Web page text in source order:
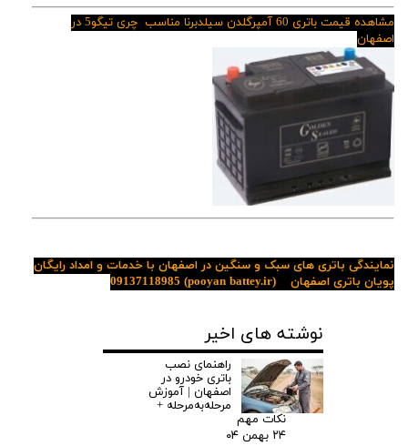
مشاهده قیمت باتری 60 آمپرگلدن سیلدبرنا مناسب چری تیگو5
در
اصفهان
نمایندگی باتری های سبک و سنگین در اصفهان با خدمات و امداد رایگان
پویان باتری اصفهان
(pooyan battey.ir)
09137118985
نوشته های اخیر
راهنمای نصب
باتری خودرو در
اصفهان | آموزش
مرحله‌به‌مرحله +
نکات مهم
۲۴ بهمن ۰۴